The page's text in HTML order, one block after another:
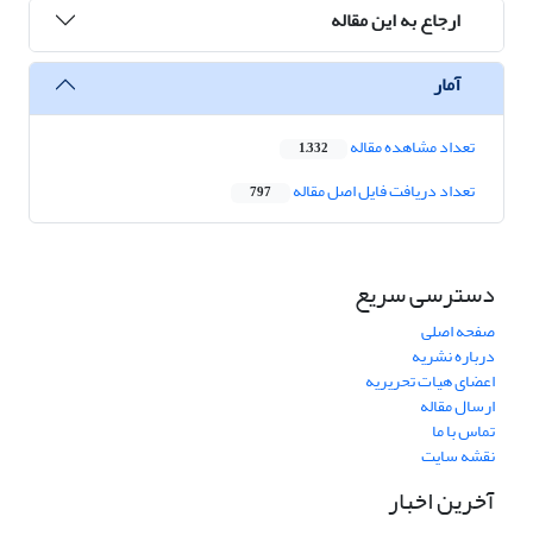
ارجاع به این مقاله
آمار
تعداد مشاهده مقاله 1,332
تعداد دریافت فایل اصل مقاله 797
دسترسی سریع
صفحه اصلی
درباره نشریه
اعضای هیات تحریریه
ارسال مقاله
تماس با ما
نقشه سایت
آخرین اخبار